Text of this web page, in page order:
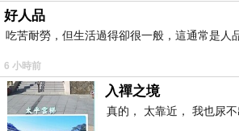
好人品
吃苦耐勞，但生活過得卻很一般，這通常是人
6 小時前
入禪之境
真的， 太靠近， 我也尿不